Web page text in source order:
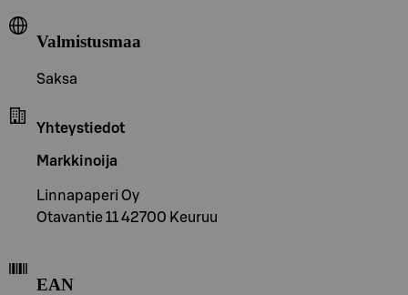
Valmistusmaa
Saksa
Yhteystiedot
Markkinoija
Linnapaperi Oy
Otavantie 11 42700 Keuruu
EAN